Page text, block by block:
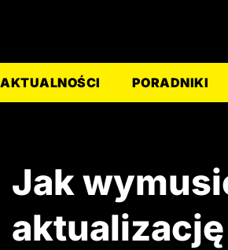
AKTUALNOŚCI PORADNIKI
Jak
aktualizację